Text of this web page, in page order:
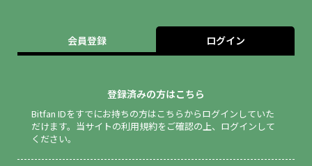
会員登録 ログイン
登録済みの方はこちら
Bitfan IDをすでにお持ちの方はこちらからログインしていた
だけます。 当サイトの利用規約をご確認の上、ログインして
ください。